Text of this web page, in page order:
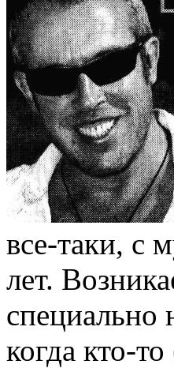
все-таки, с
лет.
когда кто-